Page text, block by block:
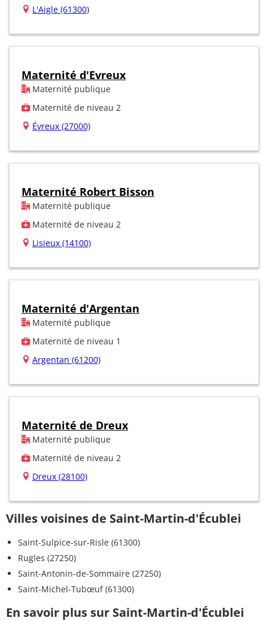
L'Aigle (61300)
Maternité d'Evreux
Maternité publique
Maternité de niveau 2
Évreux (27000)
Maternité Robert Bisson
Maternité publique
Maternité de niveau 2
Lisieux (14100)
Maternité d'Argentan
Maternité publique
Maternité de niveau 1
Argentan (61200)
Maternité de Dreux
Maternité publique
Maternité de niveau 2
Dreux (28100)
Villes voisines de Saint-Martin-d'Écublei
Saint-Sulpice-sur-Risle (61300)
Rugles (27250)
Saint-Antonin-de-Sommaire (27250)
Saint-Michel-Tubœuf (61300)
En savoir plus sur Saint-Martin-d'Écublei